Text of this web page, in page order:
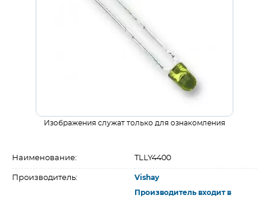
Изображения служат только для ознакомления
Наименование: TLLY4400
Производитель: Vishay
Производитель входит в